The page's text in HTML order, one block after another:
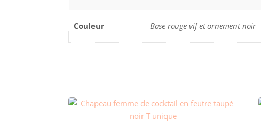
Couleur Base rouge vif et ornement noir